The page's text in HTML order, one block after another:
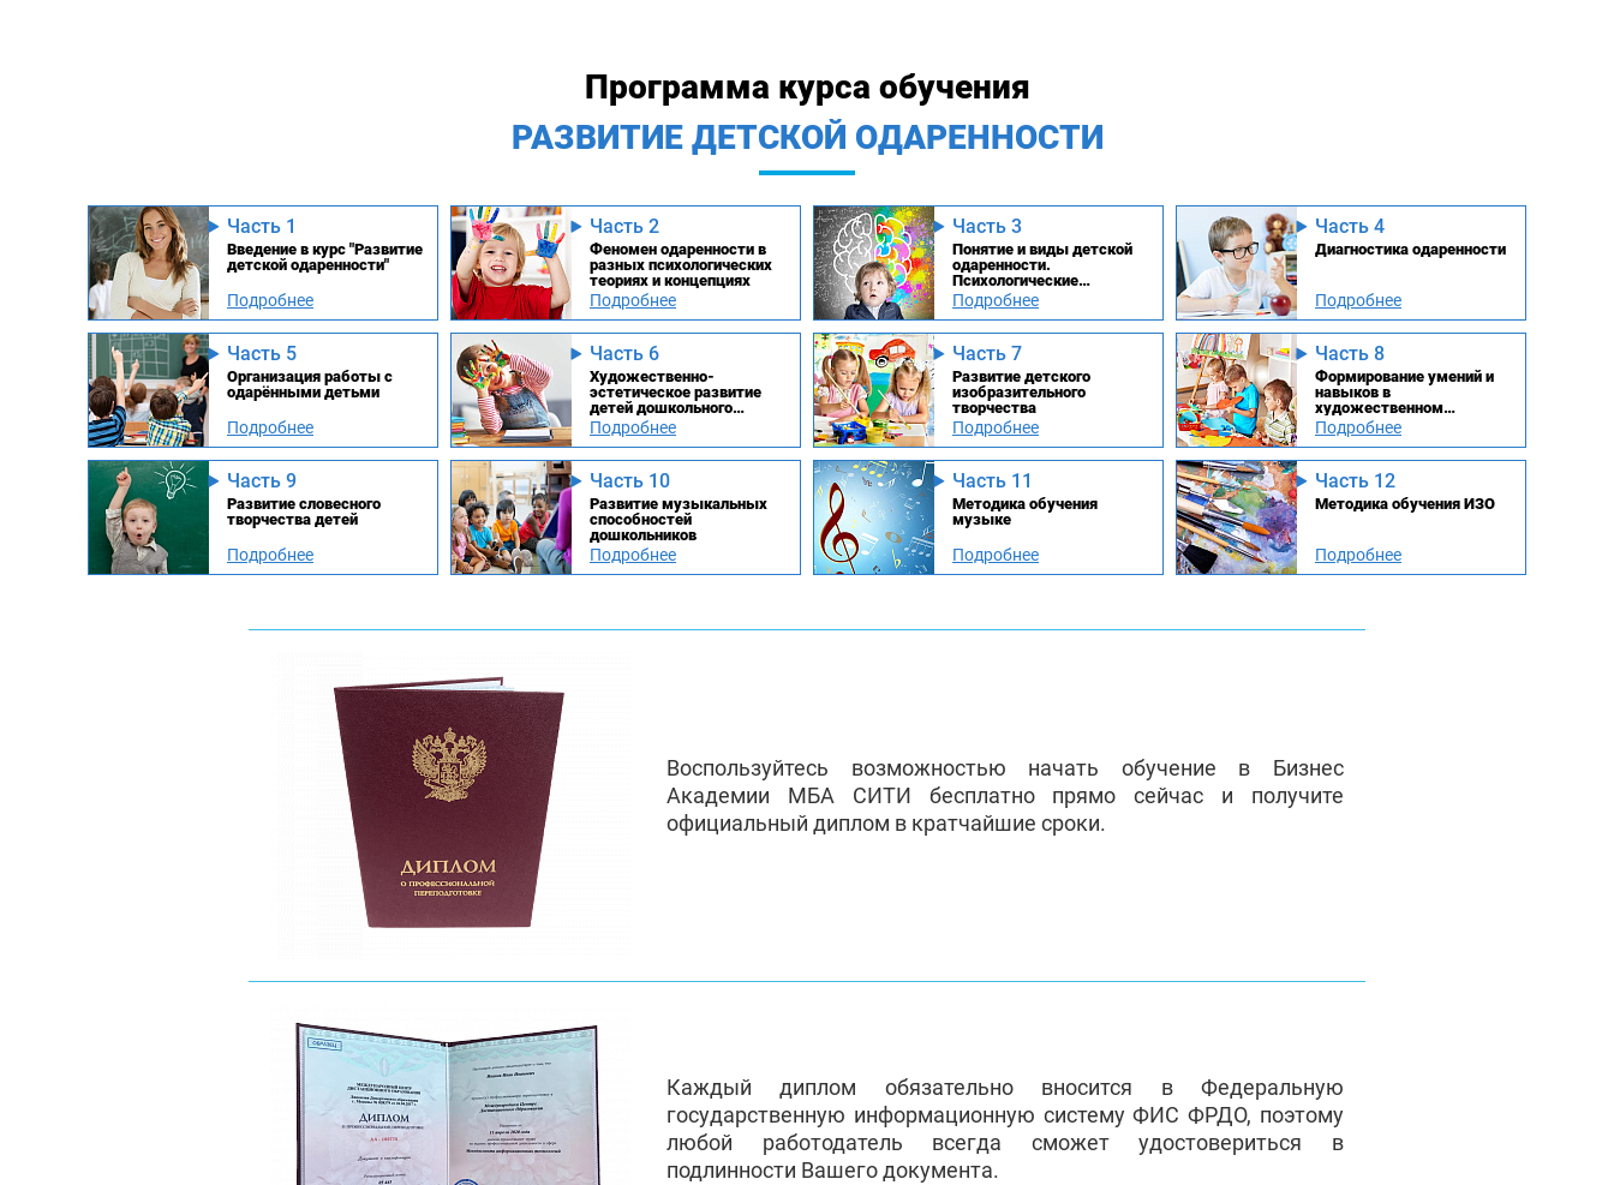
Программа курса обучения
РАЗВИТИЕ ДЕТСКОЙ ОДАРЕННОСТИ
Часть 1
Введение в курс "Развитие
детской одаренности"
Подробнее
Часть 2
Феномен одаренности в
разных психологических
теориях и концепциях
Подробнее
Часть 3
Понятие и виды детской
одаренности.
Психологические
особенности одаренных
детей
Подробнее
Часть 4
Диагностика одаренности
Подробнее
Часть 5
Организация работы с
одарёнными детьми
Подробнее
Часть 6
Художественно-
эстетическое развитие
детей дошкольного
возраста
Подробнее
Часть 7
Развитие детского
изобразительного
творчества
Подробнее
Часть 8
Формирование умений и
навыков в
художественном
конструировании
Подробнее
Часть 9
Развитие словесного
творчества детей
Подробнее
Часть 10
Развитие музыкальных
способностей
дошкольников
Подробнее
Часть 11
Методика обучения
музыке
Подробнее
Часть 12
Методика обучения ИЗО
Подробнее
Воспользуйтесь возможностью начать обучение в Бизнес
Академии МБА СИТИ бесплатно прямо сейчас и получите
официальный диплом в кратчайшие сроки.
Каждый диплом обязательно вносится в Федеральную
государственную информационную систему ФИС ФРДО, поэтому
любой работодатель всегда сможет удостовериться в
подлинности Вашего документа.